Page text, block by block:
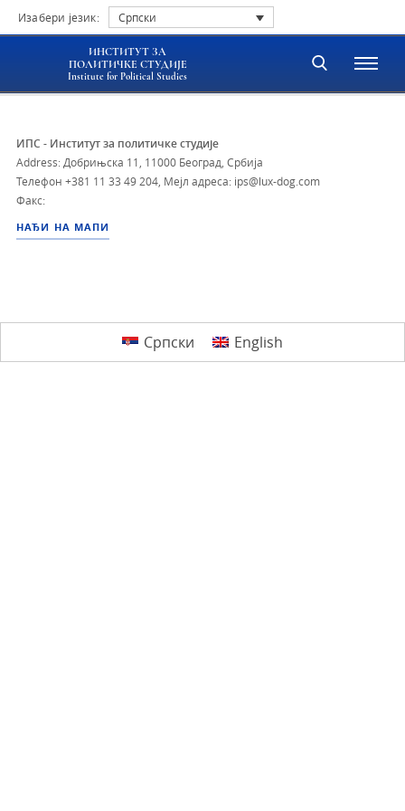
Изабери језик: Српски
ИНСТИТУТ ЗА
ПОЛИТИЧКЕ СТУДИЈЕ
Institute for Political Studies
ИПС - Институт за политичке студије
Address: Добрињска 11, 11000 Београд, Србија
Телефон +381 11 33 49 204 Мејл адреса: ips@lux-dog.com
Факс:
НАЂИ НА МАПИ
Српски English